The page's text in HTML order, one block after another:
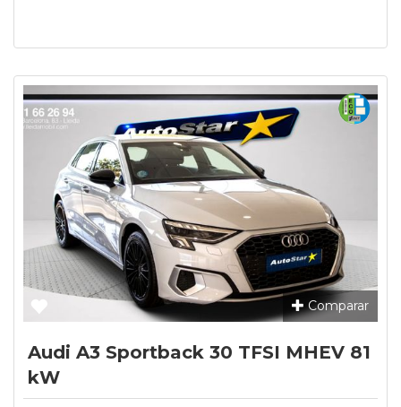
Comparar
Audi A3 Sportback 30 TFSI MHEV 81
kW